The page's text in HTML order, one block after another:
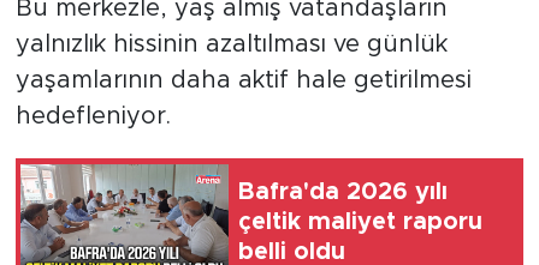
Bu merkezle, yaş almış vatandaşların
yalnızlık hissinin azaltılması ve günlük
yaşamlarının daha aktif hale getirilmesi
hedefleniyor.
Bafra'da 2026 yılı
çeltik maliyet raporu
belli oldu